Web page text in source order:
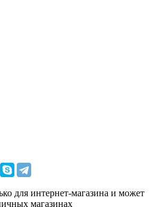
для интернет-магазина и может
магазинах